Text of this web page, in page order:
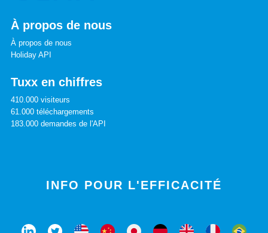
À propos de nous
À propos de nous
Holiday API
Tuxx en chiffres
410.000 visiteurs
61.000 téléchargements
183.000 demandes de l'API
INFO POUR L'EFFICACITÉ